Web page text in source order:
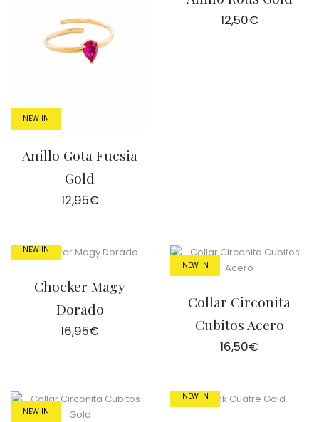
NEW IN
Anillo Gota Fucsia
Gold
12,95€
12,50€
NEW IN
Chocker Magy
Dorado
16,95€
NEW IN
Collar Circonita
Cubitos Acero
16,50€
NEW IN
NEW IN